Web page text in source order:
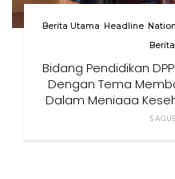
Berita Utama Headline
Berita
Bidang Pendidikan
Dengan Tema
Dalam Menjaga
5